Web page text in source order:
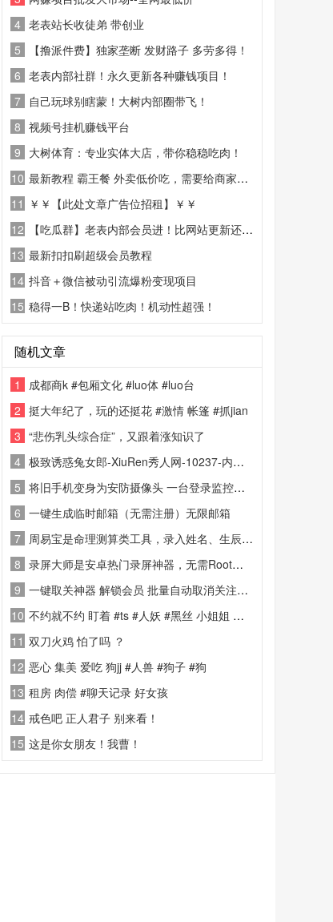
4 老表站长收徒弟 带创业
5
【撸派件费】独家垄断 发财路子 多劳多得！
6 老表内部社群！永久更新各种赚钱项目！
7 自己玩球别瞎蒙！大树内部圈带飞！
8 视频号挂机赚钱平台
9 大树体育：专业实体大店，带你稳稳吃肉！
10 最新教程 霸王餐 外卖低价吃，需要给商家好评
11 ￥￥【此处文章广告位招租】￥￥
12
【吃瓜群】老表内部会员进！比网站更新还精彩！
13 最新扣扣刷超级会员教程
14 抖音＋微信被动引流爆粉变现项目
15 稳得一B！快递站吃肉！机动性超强！
随机文章
1
成都商k #包厢文化 #luo体 #luo台
2 挺大年纪了，玩的还挺花 #激情 帐篷 #抓jian
3 “悲伤乳头综合症”，又跟着涨知识了
4 极致诱惑兔女郎-XiuRen秀人网-10237-内购私拍-
5 将旧手机变身为安防摄像头 一台登录监控端，另一台登录相机端，即可通过互联网远程查看实时画面、接收动态警报、回放历史录像。
6 一键生成临时邮箱（无需注册）无限邮箱
7 周易宝是命理测算类工具，录入姓名、生辰与出生地即可生成八字命盘
8 录屏大师是安卓热门录屏神器，无需Root、无时长限制、无水印。支持1080P/60fps高清录制
9 一键取关神器 解锁会员 批量自动取消关注工具
10 不约就不约 盯着 #ts #人妖 #黑丝 小姐姐 拍干嘛 ？没礼貌的东西 ！
11 双刀火鸡 怕了吗 ？
12 恶心 集美 爱吃 狗jj #人兽 #狗子 #狗
13 租房 肉偿 #聊天记录 好女孩
14 戒色吧 正人君子 别来看！
15 这是你女朋友！我曹！